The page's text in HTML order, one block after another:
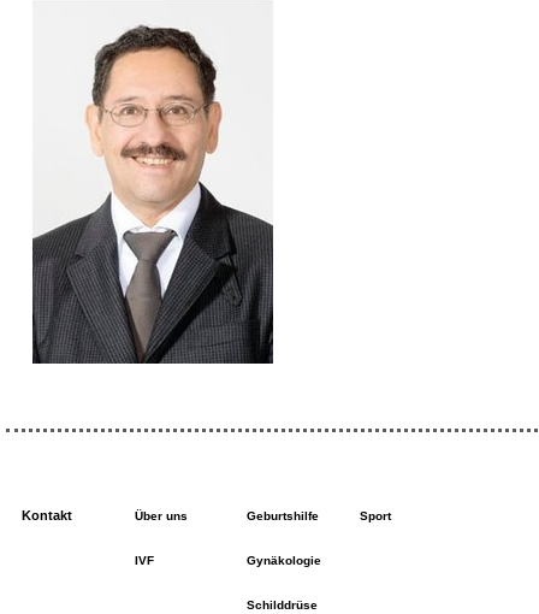
Kontakt Über uns
IVF
Geburtshilfe
Gynäkologie
Schilddrüse
Sport